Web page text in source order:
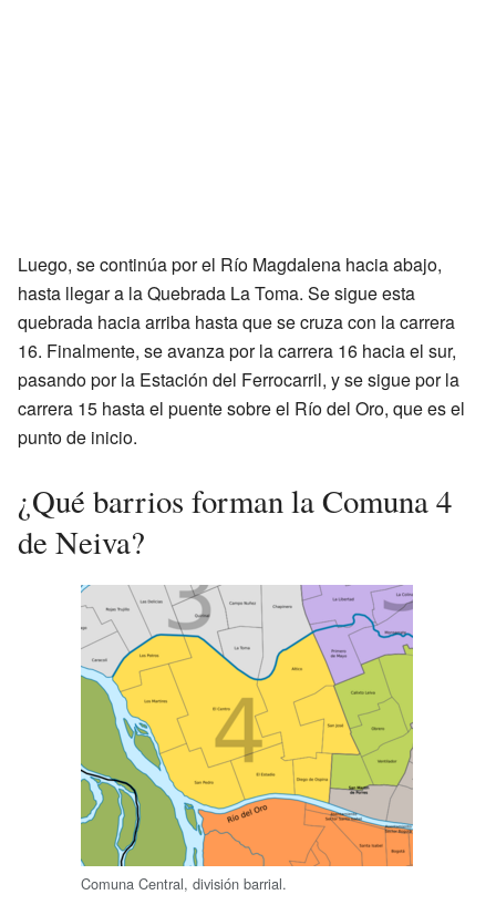
Luego, se continúa por el Río Magdalena hacia abajo,
hasta llegar a la Quebrada La Toma. Se sigue esta
quebrada hacia arriba hasta que se cruza con la carrera
16. Finalmente, se avanza por la carrera 16 hacia el sur,
pasando por la Estación del Ferrocarril, y se sigue por la
carrera 15 hasta el puente sobre el Río del Oro, que es el
punto de inicio.
¿Qué barrios forman la Comuna 4
de Neiva?
Comuna Central, división barrial.